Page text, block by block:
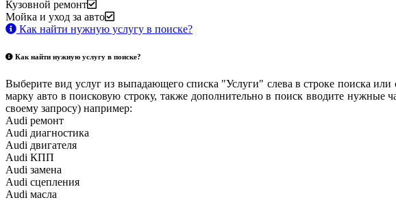
Кузовной ремонт
Мойка и уход за авто
Как найти нужную услугу в поиске?
Как найти нужную услугу в поиске?
Выберите вид услуг из выпадающего списка "Услуги" слева в строке поиска
марку авто в поисковую строку, также дополнительно в поиск вводите нужные
своему запросу) например:
Audi ремонт
Audi диагностика
Audi двигателя
Audi КПП
Audi замена
Audi сцепления
Audi масла